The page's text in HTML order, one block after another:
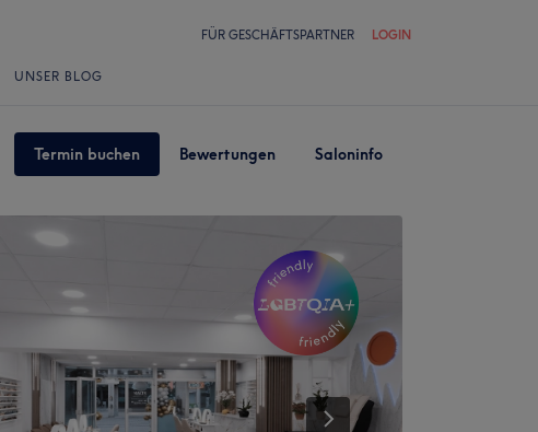
FÜR GESCHÄFTSPARTNER LOGIN
UNSER BLOG
Termin buchen Bewertungen Saloninfo